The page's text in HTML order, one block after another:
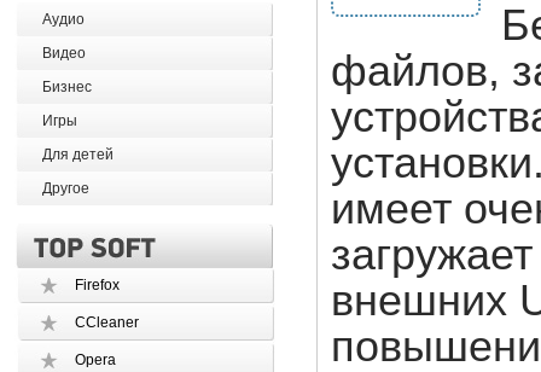
Аудио
Видео
Бизнес
Игры
Для детей
Другое
Firefox
CCleaner
Opera
файлов,
имеет
внешних